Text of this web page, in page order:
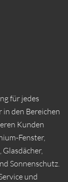
für jedes
den Bereichen
Kunden
Fenster,
Sonnenschutz.
und